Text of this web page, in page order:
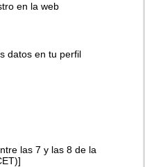
en la web
datos en tu perfil
las 7 y las 8 de la